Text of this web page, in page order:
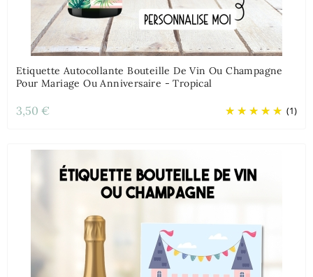
Etiquette Autocollante Bouteille De Vin Ou Champagne
Pour Mariage Ou Anniversaire - Tropical
(1)
3,50 €